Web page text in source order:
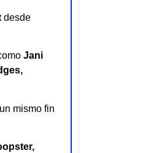
desde
Jani
mismo fin